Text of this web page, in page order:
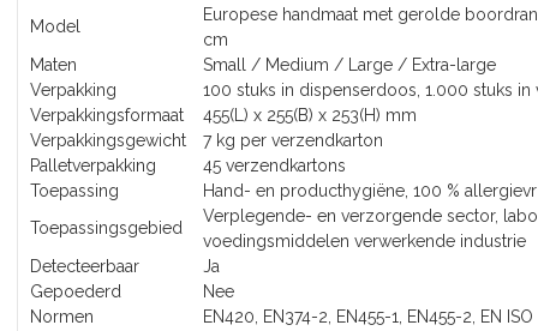
Model
Europese handmaat met gerolde
cm
Maten
Small / Medium / Large / Extra-large
Verpakking
100 stuks in dispenserdoos, 1.000 stuks in
Verpakkingsformaat
455(L) x 255(B) x 253(H) mm
Verpakkingsgewicht
7 kg per verzendkarton
Palletverpakking
45 verzendkartons
Toepassing
Hand- en producthygiëne, 100 %
Toepassingsgebied
Verplegende- en verzorgende sector,
voedingsmiddelen verwerkende industrie
Detecteerbaar
Ja
Gepoederd
Nee
Normen
EN420, EN374-2, EN455-1, EN455-2, EN